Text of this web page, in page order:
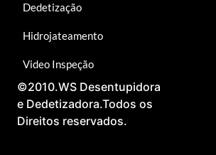
Dedetização
Hidrojateamento
Video Inspeção
©2010.WS Desentupidora
e Dedetizadora.Todos os
Direitos reservados.